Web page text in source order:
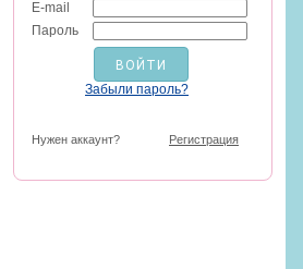
E-mail
Пароль
Забыли пароль?
Нужен аккаунт? Регистрация